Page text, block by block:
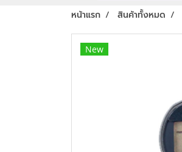
หน้าแรก สินค้าทั้งหมด
New